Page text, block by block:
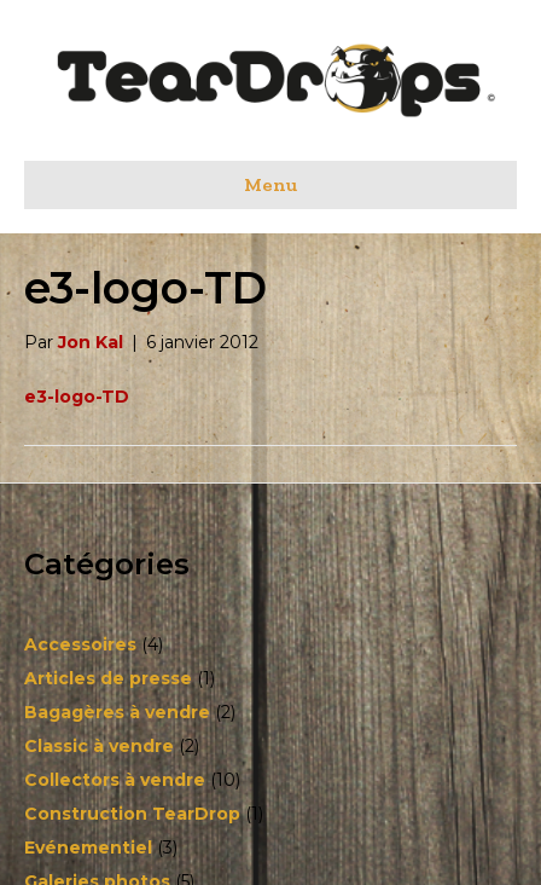
Menu
e3-logo-TD
ParJon Kal | 6 janvier 2012
e3-logo-TD
Catégories
Accessoires(4)
Articles de presse(1)
Bagagères à vendre(2)
Classic à vendre(2)
Collectors à vendre(10)
Construction TearDrop(1)
Evénementiel(3)